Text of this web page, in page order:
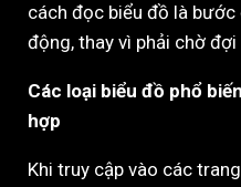
cách đọc biểu đồ là
động, thay vì phải chờ
Các loại biểu đồ phổ
hợp
Khi truy cập vào các